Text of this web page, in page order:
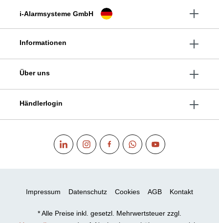
i-Alarmsysteme GmbH
Informationen
Über uns
Händlerlogin
Impressum Datenschutz Cookies AGB Kontakt
* Alle Preise inkl. gesetzl. Mehrwertsteuer zzgl.